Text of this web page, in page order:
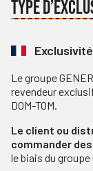
TYPE
Le groupe
revendeur
DOM-TOM.
Le client ou
commander
le biais du groupe